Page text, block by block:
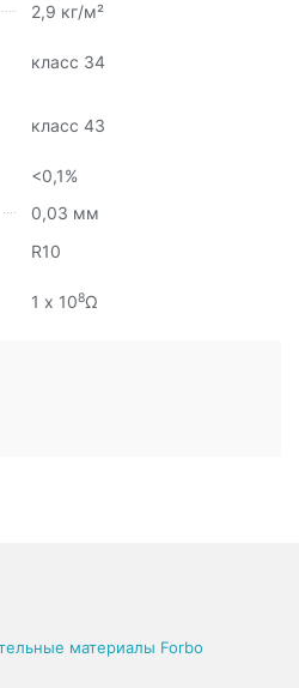
2,9 кг/м²
класс 34
класс 43
<0,1%
0,03 мм
R10
1 х 108Ω
материалы Forbo